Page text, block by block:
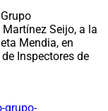
Seijo, a la
Mendia, en
Inspectores de
grupo-